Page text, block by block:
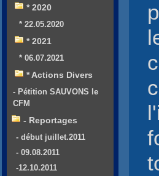
* 2020
* 22.05.2020
* 2021
* 06.07.2021
* Actions Divers
- Pétition SAUVONS le
CFM
- Reportages
- début juillet.2011
- 09.08.2011
-12.10.2011